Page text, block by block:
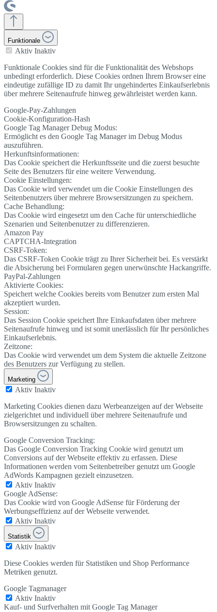
Funktionale
Aktiv Inaktiv
Funktionale Cookies sind für die Funktionalität des Webshops
unbedingt erforderlich. Diese Cookies ordnen Ihrem Browser eine
eindeutige zufällige ID zu damit Ihr ungehindertes Einkaufserlebnis
über mehrere Seitenaufrufe hinweg gewährleistet werden kann.
Google-Pay-Zahlungen
Cookie-Konfiguration-Hash
Google Tag Manager Debug Modus:
Ermöglicht es den Google Tag Manager im Debug Modus
auszuführen.
Herkunftsinformationen:
Das Cookie speichert die Herkunftsseite und die zuerst besuchte
Seite des Benutzers für eine weitere Verwendung.
Cookie Einstellungen:
Das Cookie wird verwendet um die Cookie Einstellungen des
Seitenbenutzers über mehrere Browsersitzungen zu speichern.
Cache Behandlung:
Das Cookie wird eingesetzt um den Cache für unterschiedliche
Szenarien und Seitenbenutzer zu differenzieren.
Amazon Pay
CAPTCHA-Integration
CSRF-Token:
Das CSRF-Token Cookie trägt zu Ihrer Sicherheit bei. Es verstärkt
die Absicherung bei Formularen gegen unerwünschte Hackangriffe.
PayPal-Zahlungen
Aktivierte Cookies:
Speichert welche Cookies bereits vom Benutzer zum ersten Mal
akzeptiert wurden.
Session:
Das Session Cookie speichert Ihre Einkaufsdaten über mehrere
Seitenaufrufe hinweg und ist somit unerlässlich für Ihr persönliches
Einkaufserlebnis.
Zeitzone:
Das Cookie wird verwendet um dem System die aktuelle Zeitzone
des Benutzers zur Verfügung zu stellen.
Marketing
Aktiv Inaktiv
Marketing Cookies dienen dazu Werbeanzeigen auf der Webseite
zielgerichtet und individuell über mehrere Seitenaufrufe und
Browsersitzungen zu schalten.
Google Conversion Tracking:
Das Google Conversion Tracking Cookie wird genutzt um
Conversions auf der Webseite effektiv zu erfassen. Diese
Informationen werden vom Seitenbetreiber genutzt um Google
AdWords Kampagnen gezielt einzusetzen.
Aktiv Inaktiv
Google AdSense:
Das Cookie wird von Google AdSense für Förderung der
Werbungseffizienz auf der Webseite verwendet.
Aktiv Inaktiv
Statistik
Aktiv Inaktiv
Diese Cookies werden für Statistiken und Shop Performance
Metriken genutzt.
Google Tagmanager
Aktiv Inaktiv
Kauf- und Surfverhalten mit Google Tag Manager